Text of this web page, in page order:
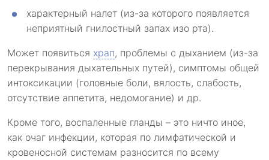
характерный налет (из-за которого появляется
неприятный гнилостный запах изо рта).
Может появиться храп, проблемы с дыханием (из-за
перекрывания дыхательных путей), симптомы общей
интоксикации (головные боли, вялость, слабость,
отсутствие аппетита, недомогание) и др.
Кроме того, воспаленные гланды – это ничто иное,
как очаг инфекции, которая по лимфатической и
кровеносной системам разносится по всему